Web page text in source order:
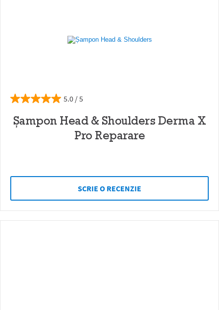
5.0
Șampon Head & Shoulders Derma X
Pro Reparare
SCRIE O RECENZIE